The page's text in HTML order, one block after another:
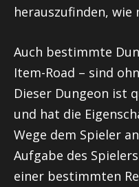
herauszufinden, wie
Auch bestimmte
Item-Road – sind
Dieser Dungeon ist
und hat die
Wege dem Spieler
Aufgabe des
einer bestimmten